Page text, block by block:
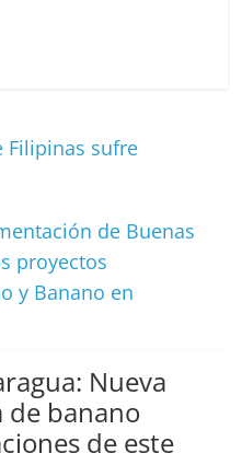
Filipinas sufre
de Buenas
proyectos
y Banano en
Nueva
de banano
de este